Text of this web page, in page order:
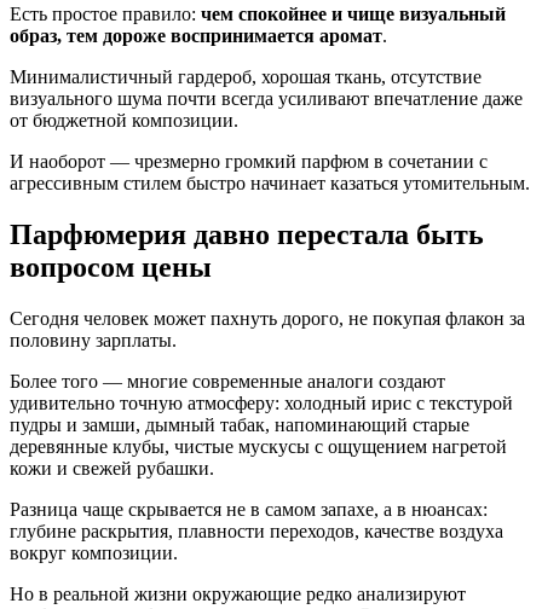
Есть простое правило: чем спокойнее и чище визуальный
образ, тем дороже воспринимается аромат.
Минималистичный гардероб, хорошая ткань, отсутствие
визуального шума почти всегда усиливают впечатление даже
от бюджетной композиции.
И наоборот — чрезмерно громкий парфюм в сочетании с
агрессивным стилем быстро начинает казаться утомительным.
Парфюмерия давно перестала быть
вопросом цены
Сегодня человек может пахнуть дорого, не покупая флакон за
половину зарплаты.
Более того — многие современные аналоги создают
удивительно точную атмосферу: холодный ирис с текстурой
пудры и замши, дымный табак, напоминающий старые
деревянные клубы, чистые мускусы с ощущением нагретой
кожи и свежей рубашки.
Разница чаще скрывается не в самом запахе, а в нюансах:
глубине раскрытия, плавности переходов, качестве воздуха
вокруг композиции.
Но в реальной жизни окружающие редко анализируют